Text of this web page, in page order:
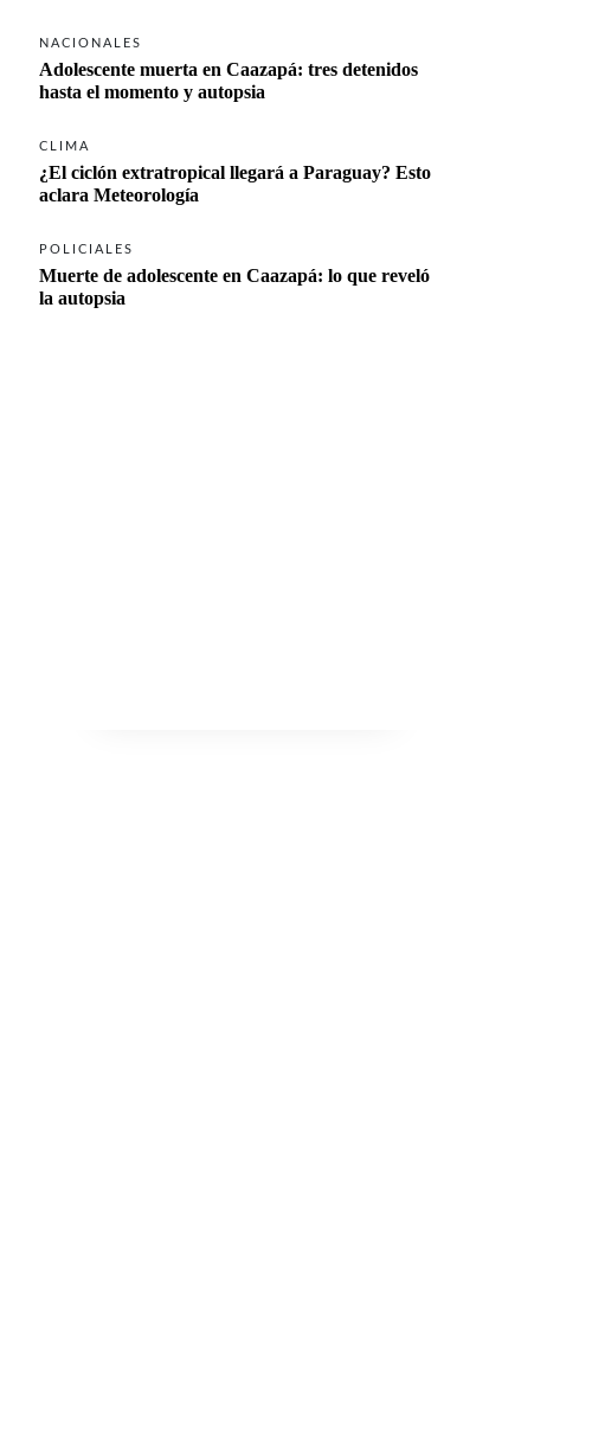
NACIONALES
Adolescente muerta en Caazapá: tres detenidos
hasta el momento y autopsia
CLIMA
¿El ciclón extratropical llegará a Paraguay? Esto
aclara Meteorología
POLICIALES
Muerte de adolescente en Caazapá: lo que reveló
la autopsia